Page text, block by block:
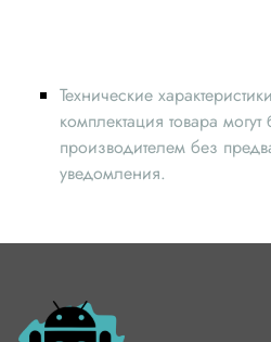
Технические
комплектация товара
производителем без
уведомления.